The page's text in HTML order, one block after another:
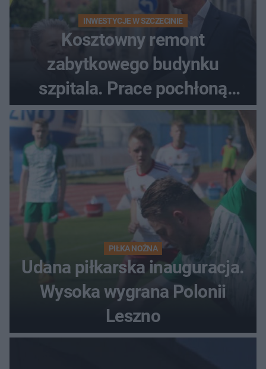
INWESTYCJE W SZCZECINIE
Kosztowny remont
zabytkowego budynku
szpitala. Prace pochłoną
dziesiątki milionów
PIŁKA NOŻNA
Udana piłkarska inauguracja.
Wysoka wygrana Polonii
Leszno